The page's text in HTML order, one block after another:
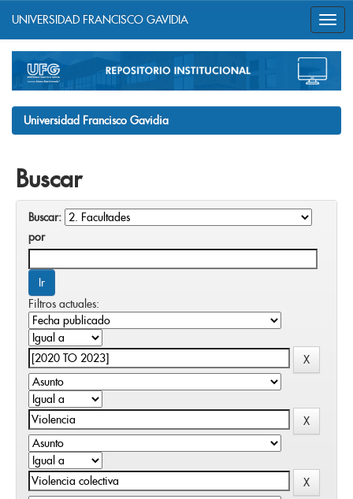
navigation
UNIVERSIDAD FRANCISCO GAVIDIA
Universidad Francisco Gavidia
Buscar
Buscar:
por
Filtros actuales: